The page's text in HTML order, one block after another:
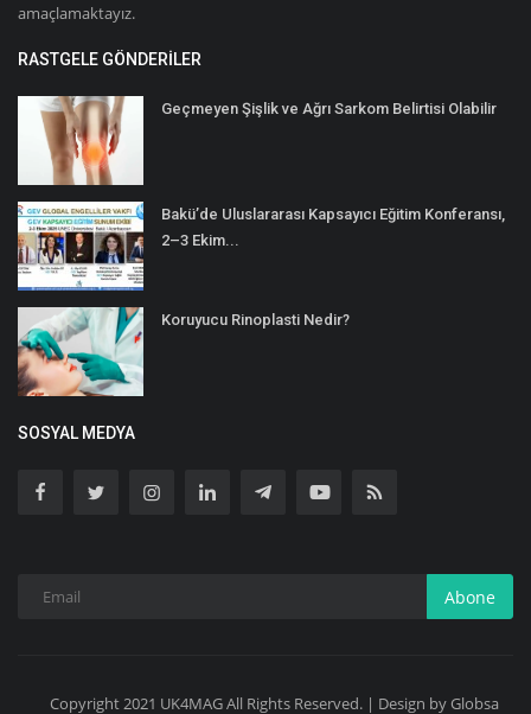
amaçlamaktayız.
RASTGELE GÖNDERILER
Geçmeyen Şişlik ve Ağrı Sarkom Belirtisi Olabilir
Bakü’de Uluslararası Kapsayıcı Eğitim Konferansı,
2–3 Ekim...
Koruyucu Rinoplasti Nedir?
SOSYAL MEDYA
Abone
Copyright 2021 UK4MAG All Rights Reserved. | Design by Globsa